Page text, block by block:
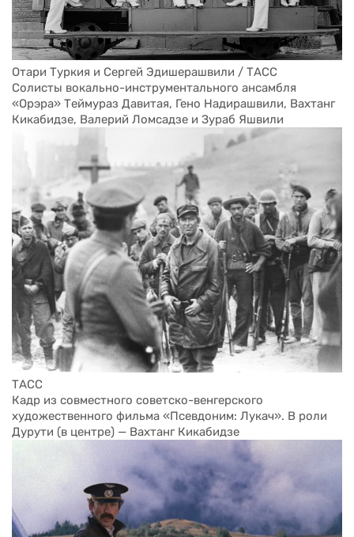
Отари Туркия и Сергей Эдишерашвили / ТАСС
Солисты вокально-инструментального ансамбля
«Орэра» Теймураз Давитая, Гено Надирашвили, Вахтанг
Кикабидзе, Валерий Ломсадзе и Зураб Яшвили
ТАСС
Кадр из совместного советско-венгерского
художественного фильма «Псевдоним: Лукач». В роли
Дурути (в центре) — Вахтанг Кикабидзе